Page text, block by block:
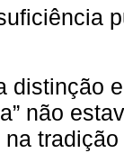
distinção
não